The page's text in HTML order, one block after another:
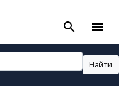
search menu
Найти